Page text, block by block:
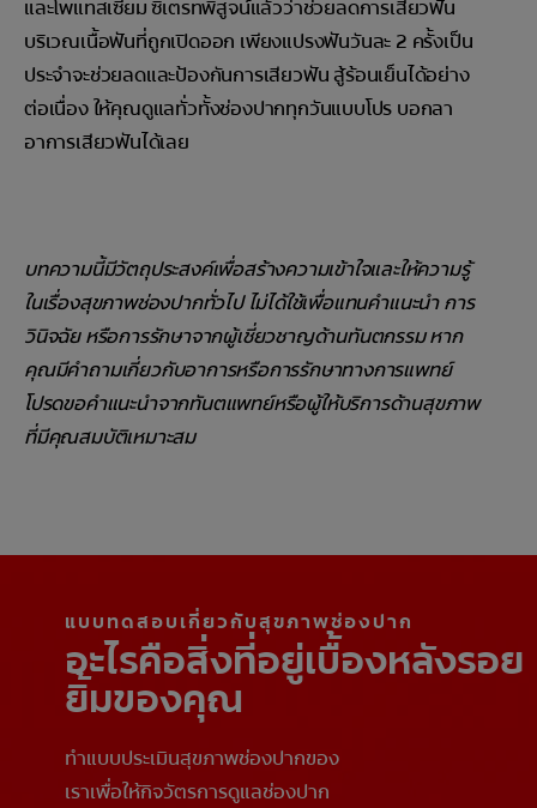
และโพแทสเซียม ซิเตรทพิสูจน์แล้วว่าช่วยลดการเสียวฟัน
บริเวณเนื้อฟันที่ถูกเปิดออก เพียงแปรงฟันวันละ 2 ครั้งเป็น
ประจำจะช่วยลดและป้องกันการเสียวฟัน สู้ร้อนเย็นได้อย่าง
ต่อเนื่อง ให้คุณดูแลทั่วทั้งช่องปากทุกวันแบบโปร บอกลา
อาการเสียวฟันได้เลย
บทความนี้มีวัตถุประสงค์เพื่อสร้างความเข้าใจและให้ความรู้
ในเรื่องสุขภาพช่องปากทั่วไป ไม่ได้ใช้เพื่อแทนคำแนะนำ การ
วินิจฉัย หรือการรักษาจากผู้เชี่ยวชาญด้านทันตกรรม หาก
คุณมีคำถามเกี่ยวกับอาการหรือการรักษาทางการแพทย์
โปรดขอคำแนะนำจากทันตแพทย์หรือผู้ให้บริการด้านสุขภาพ
ที่มีคุณสมบัติเหมาะสม
แบบทดสอบเกี่ยวกับสุขภาพช่องปาก
อะไรคือสิ่งที่อยู่เบื้องหลังรอย
ยิ้มของคุณ
ทำแบบประเมินสุขภาพช่องปากของ
เราเพื่อให้กิจวัตรการดูแลช่องปาก